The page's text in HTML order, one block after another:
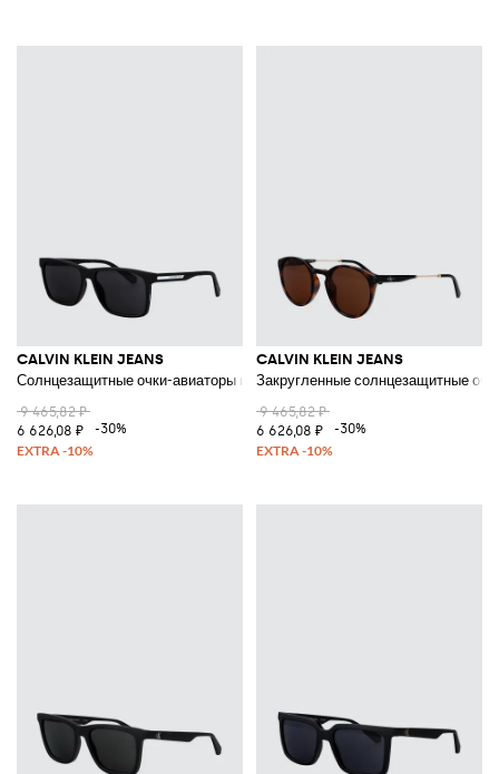
CALVIN KLEIN JEANS
Солнцезащитные очки-авиаторы из ацетата с контрастным логотипом
9 465,82 ₽
6 626,08 ₽
-30%
CALVIN KLEIN JEANS
Закругленные солнцезащитные
9 465,82 ₽
6 626,08 ₽
-30%